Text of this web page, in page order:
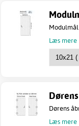
Modulmål
Læs mere
Dørens
Læs mere